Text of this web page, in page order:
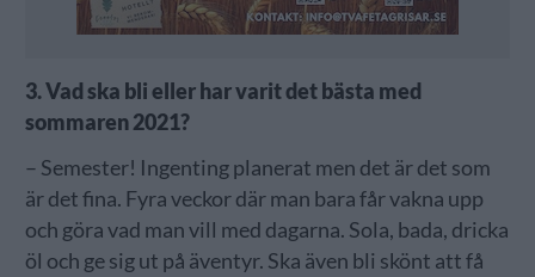
3. Vad ska bli eller har varit det bästa med
sommaren 2021?
– Semester! Ingenting planerat men det är det som
är det fina. Fyra veckor där man bara får vakna upp
och göra vad man vill med dagarna. Sola, bada, dricka
öl och ge sig ut på äventyr. Ska även bli skönt att få